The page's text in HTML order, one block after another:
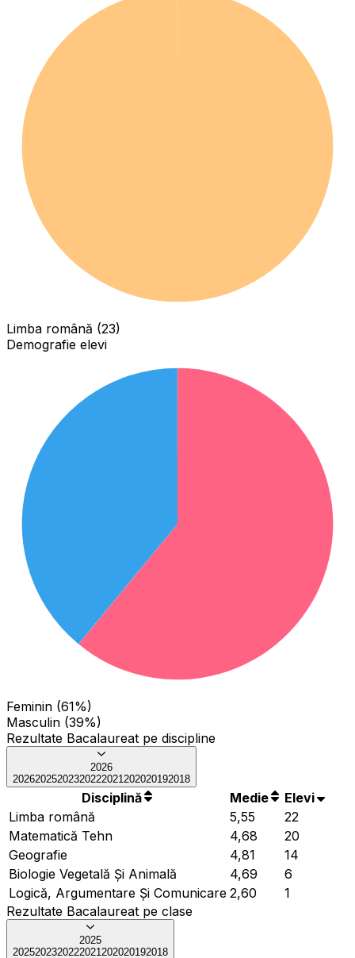
Limba română (23)
Demografie elevi
Feminin (61%)
Masculin (39%)
Rezultate Bacalaureat pe discipline
2026
20262025202320222021 202020192018
Disciplină Medie
Elevi
Limba română
5,55
22
Matematică Tehn
4,68
20
Geografie
4,81
14
Biologie Vegetală Și Animală
4,69
6
Logică, Argumentare Și Comunicare 2,60
1
Rezultate Bacalaureat pe clase
2025
2025202320222021202020192018